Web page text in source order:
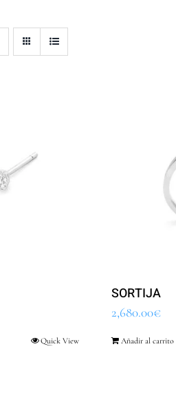
Quick View
SORTIJA
2,680.00€
Añadir al carrito